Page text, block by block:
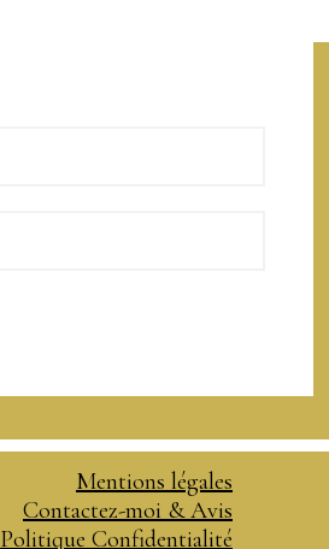
Mentions légales
Contactez-moi & Avis
Politique Confidentialité